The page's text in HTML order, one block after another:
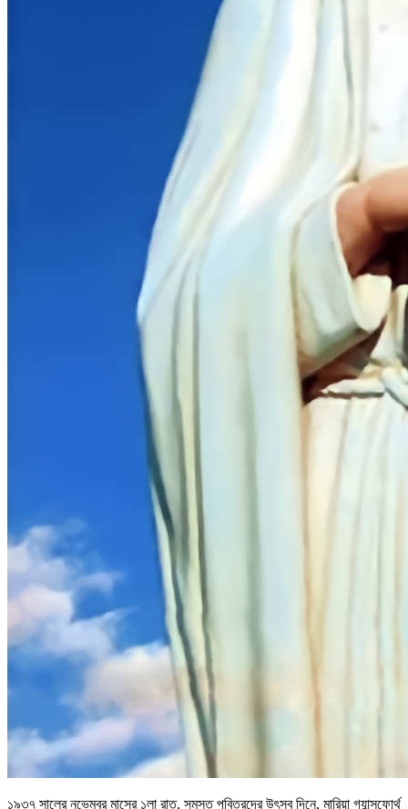
১৯৩৭ সালের নভেম্বর মাসের ১লা রাত, সমস্ত পবিত্রদের উৎসব দিনে, মারিয়া গ্যান্সফোর্থ